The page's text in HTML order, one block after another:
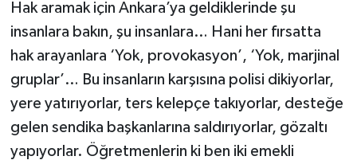
Hak aramak için Ankara’ya geldiklerinde şu
insanlara bakın, şu insanlara… Hani her fırsatta
hak arayanlara ‘Yok, provokasyon’, ‘Yok, marjinal
gruplar’… Bu insanların karşısına polisi dikiyorlar,
yere yatırıyorlar, ters kelepçe takıyorlar, desteğe
gelen sendika başkanlarına saldırıyorlar, gözaltı
yapıyorlar. Öğretmenlerin ki ben iki emekli